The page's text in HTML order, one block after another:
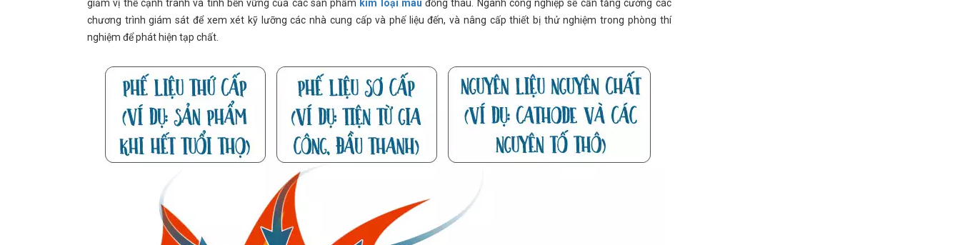
giảm vị thế cạnh tranh và tính bền vững của các sản phẩm kim loại màu đồng thau. Ngành công nghiệp sẽ cần tăng cường các
chương trình giám sát để xem xét kỹ lưỡng các nhà cung cấp và phế liệu đến, và nâng cấp thiết bị thử nghiệm trong phòng thí
nghiệm để phát hiện tạp chất.